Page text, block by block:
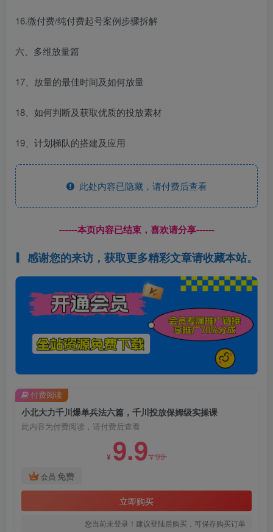
16.微付费/纯付费起号案例步骤拆解
六、多维放量篇
17、放量的最佳时间及如何放量
18、如何判断及获取优质的投放素材
19、计划梯队的搭建及应用
此处内容已隐藏，请付费后查看
------本页内容已结束，喜欢请分享------
感谢您的来访，获取更多精彩文章请收藏本站。
小北大力千川爆单兵法六篇，千川投放保姆级实操课
此内容为付费阅读，请付费后查看
¥ 9.9¥99
会员 免费
立即购买
您当前未登录！建议登陆后购买，可保存购买订单
付费阅读